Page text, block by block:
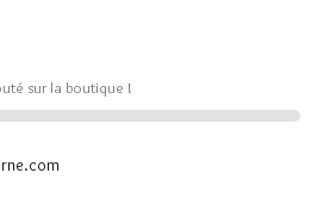
sur la boutique !